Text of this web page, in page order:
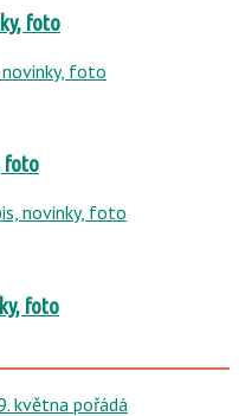
foto
foto
foto